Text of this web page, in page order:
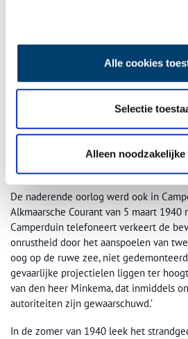
Alle cookies
Selectie
Alleen
Het bad paviljoen van Minkema, 1938. Collectie
Oorlog gooit roet in het eten
De naderende oorlog werd ook in
Alkmaarsche Courant van 5 maart 1940
Camperduin telefoneert verkeert de
onrustheid door het aanspoelen van
oog op de ruwe zee, niet
gevaarlijke projectielen liggen ter
van den heer Minkema, dat inmiddels
autoriteiten zijn gewaarschuwd.’
In de zomer van 1940 leek het